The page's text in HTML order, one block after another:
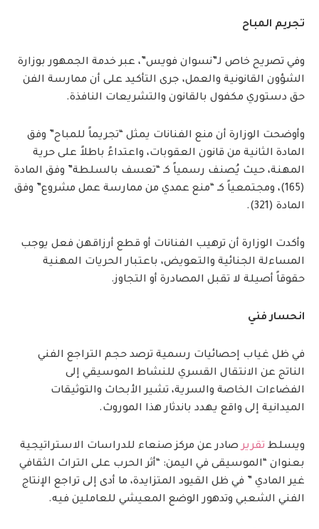
​تجريم المباح
وفي تصريح خاص لـ”نسوان فويس”، عبر خدمة الجمهور بوزارة
الشؤون القانونية والعمل، جرى التأكيد على أن ممارسة الفن
حق دستوري مكفول بالقانون والتشريعات النافذة.
وأوضحت الوزارة أن منع الفنانات يمثل “تجريماً للمباح” وفق
المادة الثانية من قانون العقوبات، واعتداءً باطلاً على حرية
المهنة، حيث يُصنف رسمياً كـ “تعسف بالسلطة” وفق المادة
(165)، ومجتمعياً كـ “منع عمدي من ممارسة عمل مشروع” وفق
المادة (321).
وأكدت الوزارة أن ترهيب الفنانات أو قطع أرزاقهن فعل يوجب
المساءلة الجنائية والتعويض، باعتبار الحريات المهنية
حقوقاً أصيلة لا تقبل المصادرة أو التجاوز.
انحسار فني
في ظل غياب إحصائيات رسمية ترصد حجم التراجع الفني
الناتج عن الانتقال القسري للنشاط الموسيقي إلى
الفضاءات الخاصة والسرية، تشير الأبحاث والتوثيقات
الميدانية إلى واقع يهدد باندثار هذا الموروث.
ويسلط تقريرصادر عن مركز صنعاء للدراسات الاستراتيجية
بعنوان “الموسيقى في اليمن: “أثر الحرب على التراث الثقافي
غير المادي ” في ظل القيود المتزايدة، ما أدى إلى تراجع الإنتاج
الفني الشعبي وتدهور الوضع المعيشي للعاملين فيه.